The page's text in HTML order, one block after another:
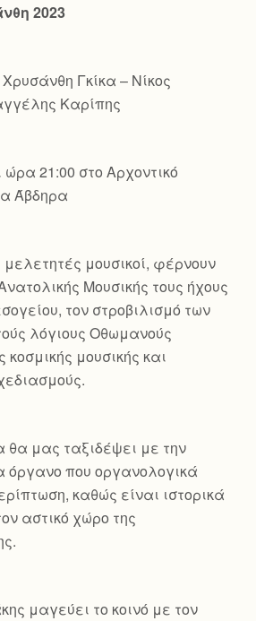
2023
Γκίκα – Νίκος
Καρίπης
ώρα 21:00 στο Αρχοντικό
Άβδηρα
μελετητές μουσικοί, φέρνουν
Μουσικής τους ήχους
τον στροβιλισμό των
λόγιους Οθωμανούς
μουσικής και
θα μας ταξιδέψει με την
όργανο που οργανολογικά
καθώς είναι ιστορικά
αστικό χώρο της
μαγεύει το κοινό με τον